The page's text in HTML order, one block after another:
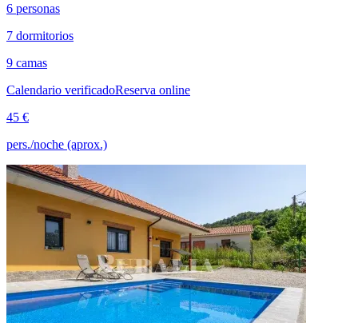
6 personas
7 dormitorios
9 camas
Calendario verificadoReserva online
45 €
pers./noche (aprox.)